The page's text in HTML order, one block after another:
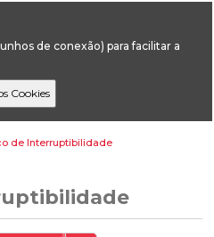
de conexão) para facilitar a
e mecanismos de capacidade
de Interruptibilidade